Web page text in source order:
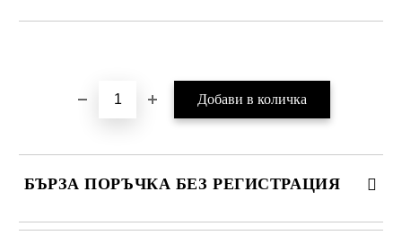
БЪРЗА ПОРЪЧКА БЕЗ РЕГИСТРАЦИЯ